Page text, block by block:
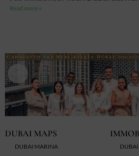
Read more »
DUBAI MAPS
DUBAI MARINA